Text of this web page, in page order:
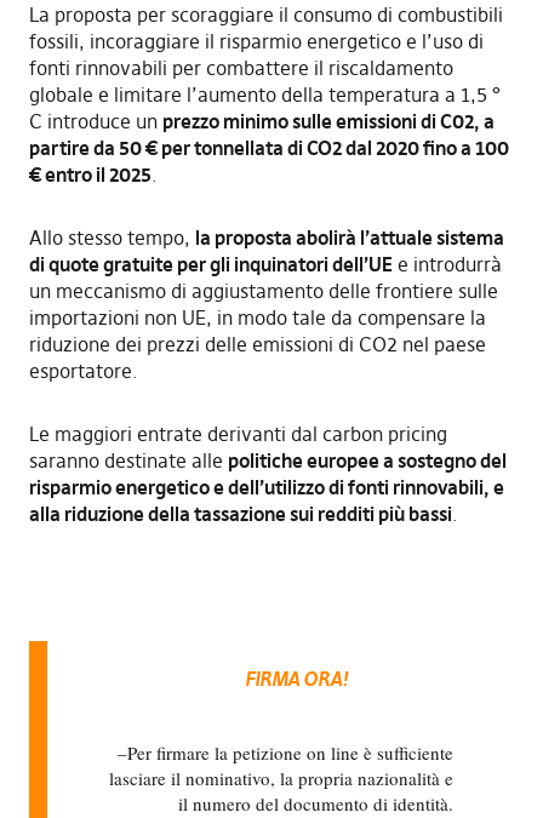
La proposta per scoraggiare il consumo di combustibili
fossili, incoraggiare il risparmio energetico e l’uso di
fonti rinnovabili per combattere il riscaldamento
globale e limitare l’aumento della temperatura a 1,5 °
C introduce un prezzo minimo sulle emissioni di C02, a
partire da 50 € per tonnellata di CO2 dal 2020 fino a 100
€ entro il 2025
Allo stesso tempo, la proposta abolirà l’attuale sistema
di quote gratuite per gli inquinatori dell’UEe introdurrà
un meccanismo di aggiustamento delle frontiere sulle
importazioni non UE, in modo tale da compensare la
riduzione dei prezzi delle emissioni di CO2 nel paese
esportatore.
Le maggiori entrate derivanti dal carbon pricing
saranno destinate alle politiche europee a sostegno del
risparmio energetico e dell’utilizzo di fonti rinnovabili, e
alla riduzione della tassazione sui redditi più bassi
FIRMA ORA!
Per firmare la petizione on line è sufficiente
lasciare il nominativo, la propria nazionalità e
il numero del documento di identità.